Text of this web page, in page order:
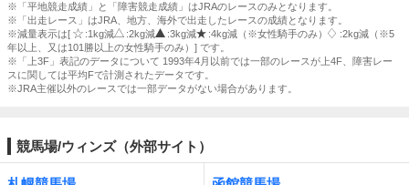
※「平地競走成績」と「障害競走成績」はJRAのレースのみとなります。
※「出走レース」はJRA、地方、海外で出走したレースの成績となります。
※減量表示は[
:1kg減 :2kg減 :3kg減 :4kg減（※女性騎手のみ）
:2kg減（※5
年以上、又は101勝以上の女性騎手のみ）] です。
※「上3F」表記のデータについて 1993年4月以前では一部のレースが上4F、障害レー
スに関しては平均Fで計測されたデータです。
※JRA主催以外のレースでは一部データがない場合があります。
競馬場/ウィンズ（外部サイト）